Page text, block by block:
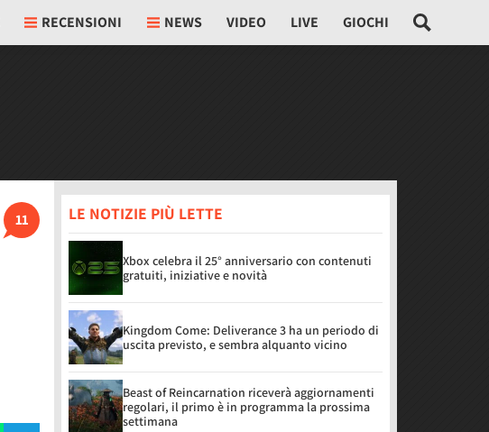
RECENSIONI NEWS VIDEO LIVE GIOCHI
11 LE NOTIZIE PIÙ LETTE
Xbox celebra il 25° anniversario con contenuti
gratuiti, iniziative e novità
Kingdom Come: Deliverance 3 ha un periodo di
uscita previsto, e sembra alquanto vicino
Beast of Reincarnation riceverà aggiornamenti
regolari, il primo è in programma la prossima
settimana